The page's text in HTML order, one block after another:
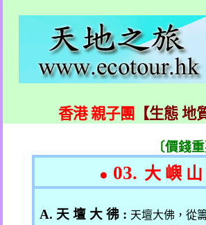
香港 親子團 【生態 地
〔價錢
● 03. 大 嶼 山
A. 天 壇 大 彿 : 天壇大佛，從